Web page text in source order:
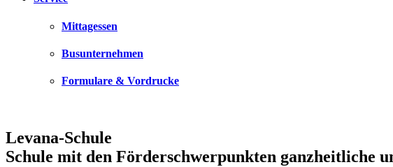
Mittagessen
Busunternehmen
Formulare & Vordrucke
Levana-Schule
Schule mit den Förderschwerpunkten ganzheitliche